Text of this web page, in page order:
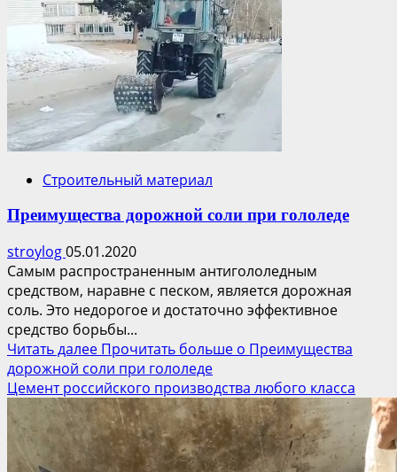
Строительный материал
Преимущества дорожной соли при гололеде
stroylog05.01.2020
Самым распространенным антигололедным
средством, наравне с песком, является дорожная
соль. Это недорогое и достаточно эффективное
средство борьбы...
Читать далее Прочитать больше о Преимущества
дорожной соли при гололеде
Цемент российского производства любого класса